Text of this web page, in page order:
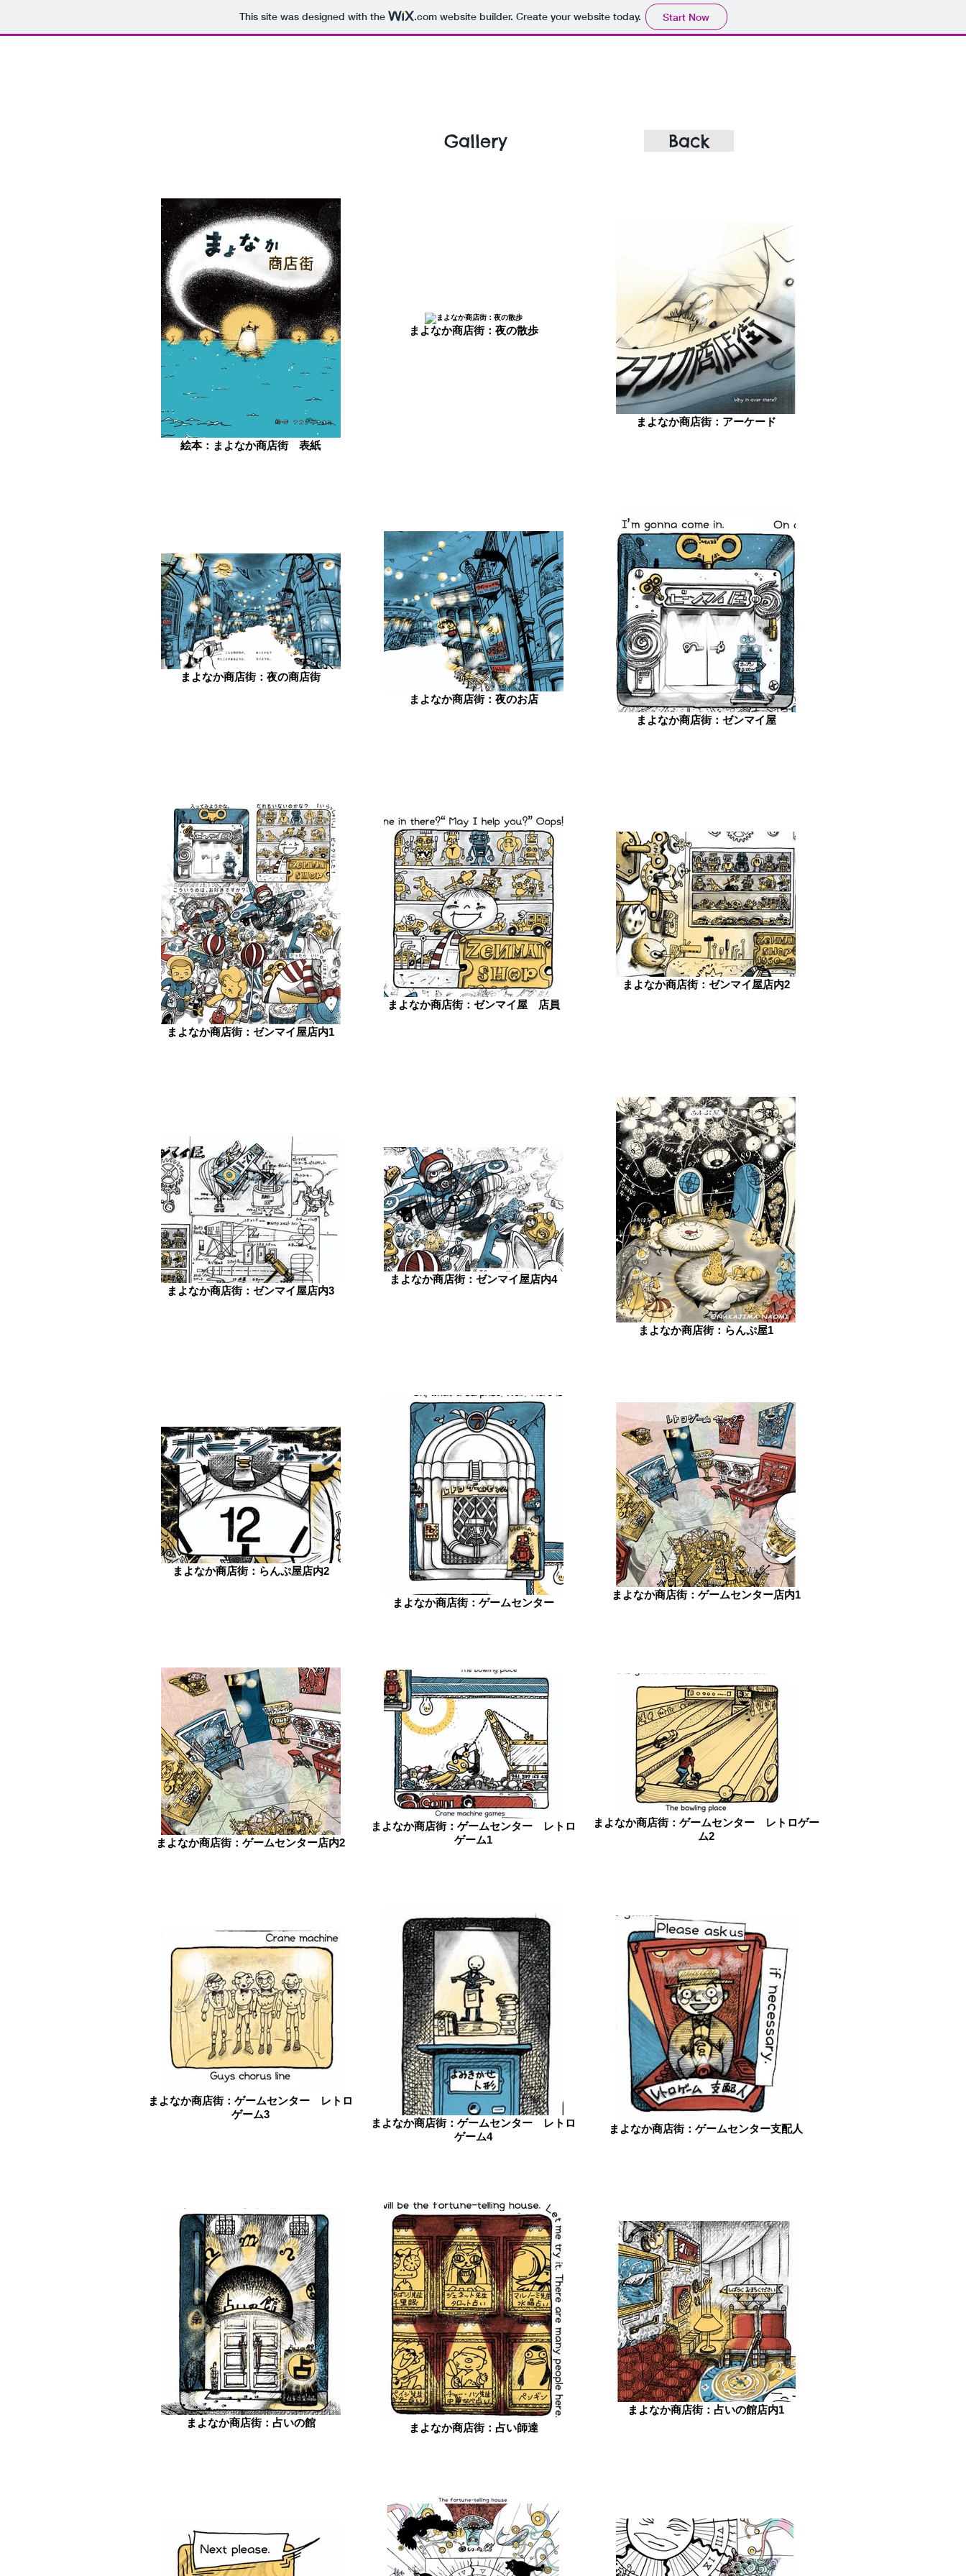
This site was designed with the .comwebsite builder. Create your website today. Start Now
Gallery Back
絵本：まよなか商店街 表紙
まよなか商店街：夜の散歩
まよなか商店街：アーケード
まよなか商店街：夜の商店街
まよなか商店街：夜のお店
まよなか商店街：ゼンマイ屋
まよなか商店街：ゼンマイ屋店内1
まよなか商店街：ゼンマイ屋 店員
まよなか商店街：ゼンマイ屋店内2
まよなか商店街：ゼンマイ屋店内3
まよなか商店街：ゼンマイ屋店内4
まよなか商店街：らんぷ屋1
まよなか商店街：らんぷ屋店内2
まよなか商店街：ゲームセンター
まよなか商店街：ゲームセンター店内1
まよなか商店街：ゲームセンター店内2
まよなか商店街：ゲームセンター レトロ
ゲーム1
まよなか商店街：ゲームセンター レトロゲー
ム2
まよなか商店街：ゲームセンター レトロ
ゲーム3
まよなか商店街：ゲームセンター レトロ
ゲーム4
まよなか商店街：ゲームセンター支配人
まよなか商店街：占いの館 まよなか商店街：占い師達
まよなか商店街：占いの館店内1